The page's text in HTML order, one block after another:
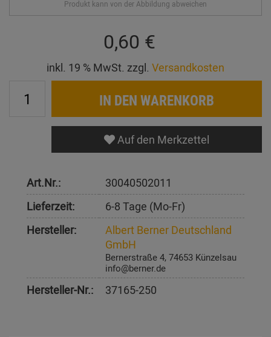
0,60 €
inkl. 19 % MwSt. zzgl. Versandkosten
IN DEN WARENKORB
Auf den Merkzettel
Art.Nr.:
30040502011
Lieferzeit:
6-8 Tage (Mo-Fr)
Hersteller:
Albert Berner Deutschland
GmbH
Bernerstraße 4, 74653 Künzelsau
info@berner.de
Hersteller-Nr.: 37165-250